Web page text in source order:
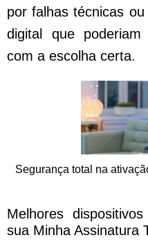
por falhas técnicas
digital que
com a escolha certa.
Segurança total na
Melhores
sua Minha Assinatura